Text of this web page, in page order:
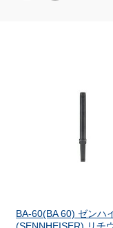
BA-60(BA 60) ゼンハ